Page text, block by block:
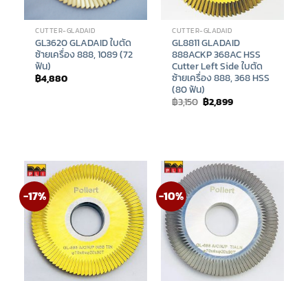
CUTTER-GLADAID
GL3620 GLADAID ใบตัด
ซ้ายเครื่อง 888, 1089 (72
ฟัน)
฿4,880
CUTTER-GLADAID
GL8811 GLADAID
888ACKP 368AC HSS
Cutter Left Side ใบตัด
ซ้ายเครื่อง 888, 368 HSS
(80 ฟัน)
฿3,150 Original
price
฿2,899Current
-17% -10%